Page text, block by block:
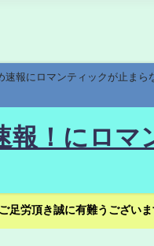
報にロマンティックが止まら
報！にロマ
労頂き誠に有難うございま